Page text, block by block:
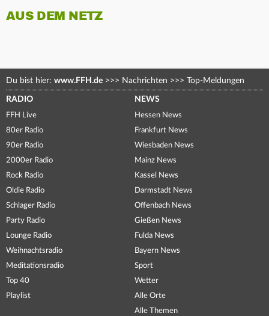
AUS DEM NETZ
Du bist hier: www.FFH.de >>> Nachrichten >>> Top-Meldungen
RADIO
FFH Live
80er Radio
90er Radio
2000er Radio
Rock Radio
Oldie Radio
Schlager Radio
Party Radio
Lounge Radio
Weihnachtsradio
Meditationsradio
Top 40
Playlist
NEWS
Hessen News
Frankfurt News
Wiesbaden News
Mainz News
Kassel News
Darmstadt News
Offenbach News
Gießen News
Fulda News
Bayern News
Sport
Wetter
Alle Orte
Alle Themen